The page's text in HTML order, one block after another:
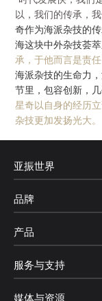
以，我们的传承，
奇作为海派杂技的
海这块中外杂技荟
承，于他而言是责
海派杂技的生命力
节里，包容创新，
星奇以自身的经历
杂技更加发扬光大。
亚振世界
品牌
产品
服务与支持
媒体与资源